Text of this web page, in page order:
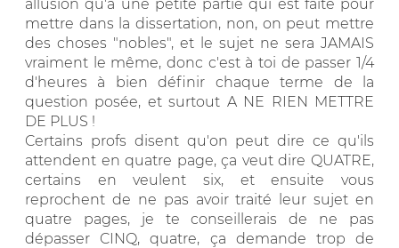
allusion qu'à une petite partie qui est faite pour
mettre dans la dissertation, non, on peut mettre
des choses "nobles", et le sujet ne sera JAMAIS
vraiment le même, donc c'est à toi de passer 1/4
d'heures à bien définir chaque terme de la
question posée, et surtout A NE RIEN METTRE
DE PLUS !
Certains profs disent qu'on peut dire ce qu'ils
attendent en quatre page, ça veut dire QUATRE,
certains en veulent six, et ensuite vous
reprochent de ne pas avoir traité leur sujet en
quatre pages, je te conseillerais de ne pas
dépasser CINQ, quatre, ça demande trop de